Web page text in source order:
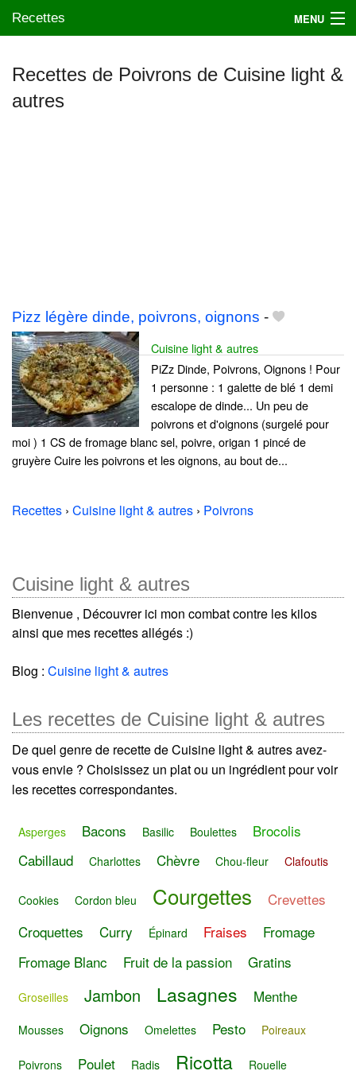
Recettes MENU
Mes blogs préférés
Recettes de Poivrons de Cuisine light &
autres
Pizz légère dinde, poivrons, oignons -
Cuisine light & autres
PiZz Dinde, Poivrons, Oignons ! Pour
1 personne : 1 galette de blé 1 demi
escalope de dinde... Un peu de
poivrons et d'oignons (surgelé pour
moi ) 1 CS de fromage blanc sel, poivre, origan 1 pincé de
gruyère Cuire les poivrons et les oignons, au bout de...
Recettes › Cuisine light & autres › Poivrons
Cuisine light & autres
Bienvenue , Découvrer ici mon combat contre les kilos
ainsi que mes recettes allégés :)
Blog : Cuisine light & autres
Les recettes de Cuisine light & autres
De quel genre de recette de Cuisine light & autres avez-
vous envie ? Choisissez un plat ou un ingrédient pour voir
les recettes correspondantes.
Asperges Bacons Basilic Boulettes
Brocolis
Cabillaud
Charlottes Chèvre Chou-fleur Clafoutis
Cookies Cordon bleu Courgettes
Crevettes
Croquettes
Curry Épinard Fraises
Fromage
Fromage Blanc
Fruit de la passion Gratins
Groseilles Jambon Lasagnes Menthe
Mousses Oignons Omelettes Pesto Poireaux
Poivrons Poulet Radis Ricotta Rouelle